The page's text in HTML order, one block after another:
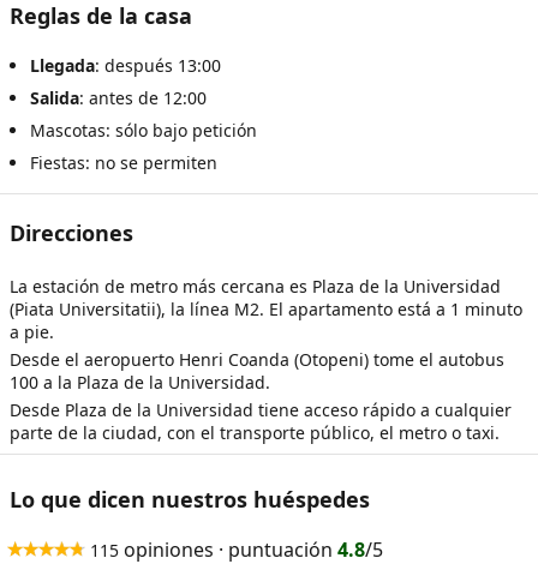
Reglas de la casa
Llegada: después 13:00
Salida: antes de 12:00
Mascotas: sólo bajo petición
Fiestas: no se permiten
Direcciones
La estación de metro más cercana es Plaza de la Universidad
(Piata Universitatii), la línea M2. El apartamento está a 1 minuto
a pie.
Desde el aeropuerto Henri Coanda (Otopeni) tome el autobus
100 a la Plaza de la Universidad.
Desde Plaza de la Universidad tiene acceso rápido a cualquier
parte de la ciudad, con el transporte público, el metro o taxi.
Lo que dicen nuestros huéspedes
115 opiniones · puntuación 4.8/5